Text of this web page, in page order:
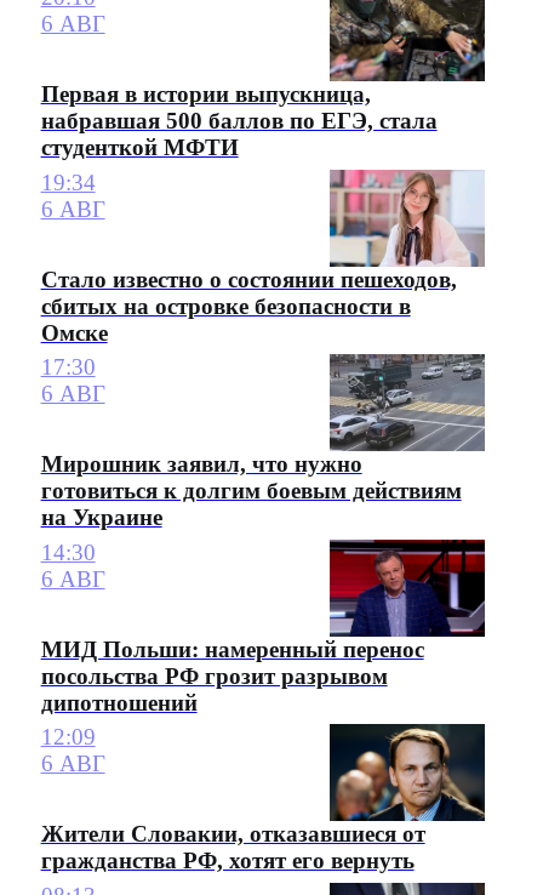
6 АВГ
Первая в истории выпускница,
набравшая 500 баллов по ЕГЭ, стала
студенткой МФТИ
19:34
6 АВГ
Стало известно о состоянии пешеходов,
сбитых на островке безопасности в
Омске
17:30
6 АВГ
Мирошник заявил, что нужно
готовиться к долгим боевым действиям
на Украине
14:30
6 АВГ
МИД Польши: намеренный перенос
посольства РФ грозит разрывом
дипотношений
12:09
6 АВГ
Жители Словакии, отказавшиеся от
гражданства РФ, хотят его вернуть